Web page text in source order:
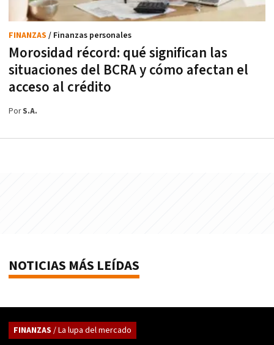
Morosidad récord: qué significan las
situaciones del BCRA y cómo afectan el
acceso al crédito
FINANZAS / Finanzas personales
PorS.A.
NOTICIAS MÁS LEÍDAS
FINANZAS / La lupa del mercado